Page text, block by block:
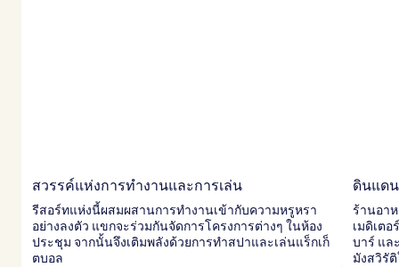
สวรรค์แห่งการทำงานและการเล่น
รีสอร์ทแห่งนี้ผสมผสานการทำงานเข้ากับความหรูหรา
อย่างลงตัว แขกจะร่วมกันจัดการโครงการต่างๆ ในห้อง
ประชุม จากนั้นจึงเติมพลังด้วยการทำสปาและเล่นแร็กเก็
ตบอล
ดินแด
ร้านอา
เมดิเต
บาร์ แล
มังสวิรัติ